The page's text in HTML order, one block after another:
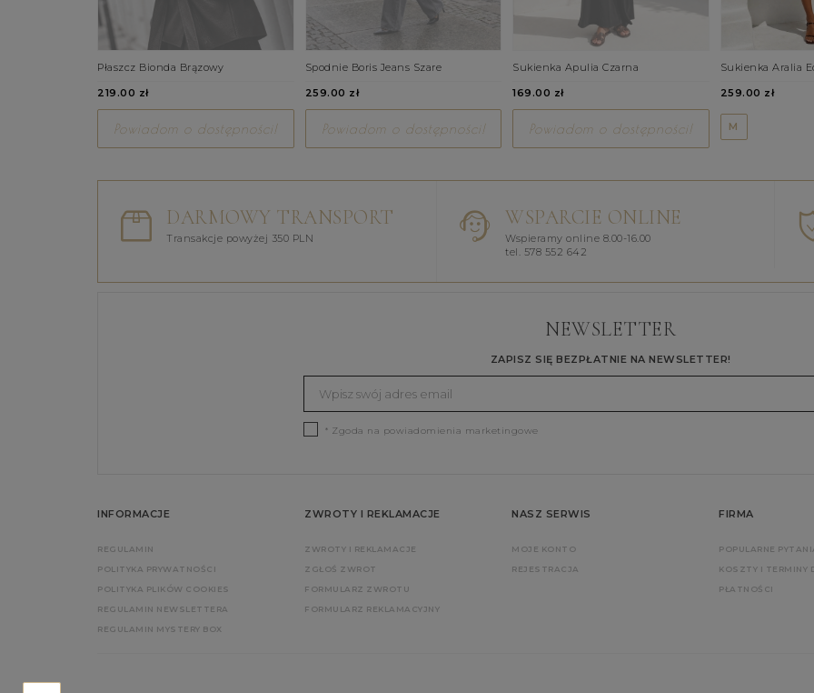
Płaszcz Bionda Brązowy
219.00 zł
Powiadom o dostępności!
Spodnie Boris Jeans Szare
259.00 zł
Powiadom o dostępności!
Sukienka Apulia Czarna
169.00 zł
Powiadom o dostępności!
Sukienka Aralia
259.00 zł
M
DARMOWY TRANSPORT
Transakcje powyżej 350 PLN
WSPARCIE ONLINE
Wspieramy online 8.00-16.00
tel. 578 552 642
NEWSLETTER
ZAPISZ SIĘ BEZPŁATNIE NA NEWSLETTER!
* Zgoda na powiadomienia marketingowe
INFORMACJE
REGULAMIN
POLITYKA PRYWATNOŚCI
POLITYKA PLIKÓW COOKIES
REGULAMIN NEWSLETTERA
REGULAMIN MYSTERY BOX
ZWROTY I REKLAMACJE
ZWROTY I REKLAMACJE
ZGŁOŚ ZWROT
FORMULARZ ZWROTU
FORMULARZ REKLAMACYJNY
NASZ SERWIS
MOJE KONTO
REJESTRACJA
FIRMA
POPULARNE
KOSZTY I TERMINY
PŁATNOŚCI